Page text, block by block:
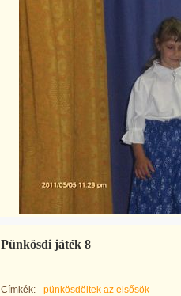
Pünkösdi játék 8
Címkék:
pünkösdöltek az elsősök